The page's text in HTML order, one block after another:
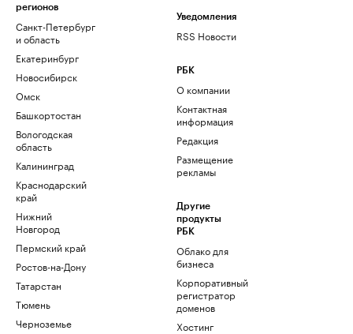
регионов
Санкт-Петербург
и область
Екатеринбург
Новосибирск
Омск
Башкортостан
Вологодская
область
Калининград
Краснодарский
край
Нижний
Новгород
Пермский край
Ростов-на-Дону
Татарстан
Тюмень
Черноземье
Уведомления
RSS Новости
РБК
О компании
Контактная
информация
Редакция
Размещение
рекламы
Другие
продукты
РБК
Облако для
бизнеса
Корпоративный
регистратор
доменов
Хостинг